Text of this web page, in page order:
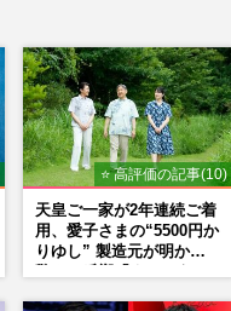
⭐ 高評価の記事(10)
天皇ご一家が2年連続ご着
用、愛子さまの“5500円か
りゆし” 製造元が明かす